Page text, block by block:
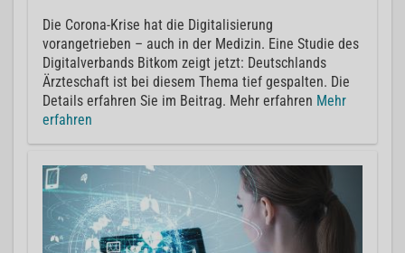
Die Corona-Krise hat die Digitalisierung
vorangetrieben – auch in der Medizin. Eine Studie des
Digitalverbands Bitkom zeigt jetzt: Deutschlands
Ärzteschaft ist bei diesem Thema tief gespalten. Die
Details erfahren Sie im Beitrag. Mehr erfahren Mehr
erfahren